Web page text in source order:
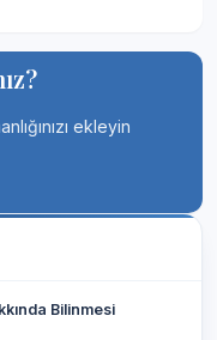
ekleyin
Bilinmesi